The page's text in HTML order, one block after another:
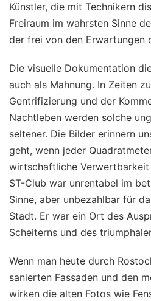
Künstler, die mit Technikern
Freiraum im wahrsten Sinne
der frei von den Erwartungen
Die visuelle Dokumentation
auch als Mahnung. In Zeiten
Gentrifizierung und der
Nachtleben werden solche
seltener. Die Bilder erinnern
geht, wenn jeder
wirtschaftliche
ST-Club war unrentabel im
Sinne, aber unbezahlbar für
Stadt. Er war ein Ort des
Scheiterns und des
Wenn man heute durch
sanierten Fassaden und den
wirken die alten Fotos wie